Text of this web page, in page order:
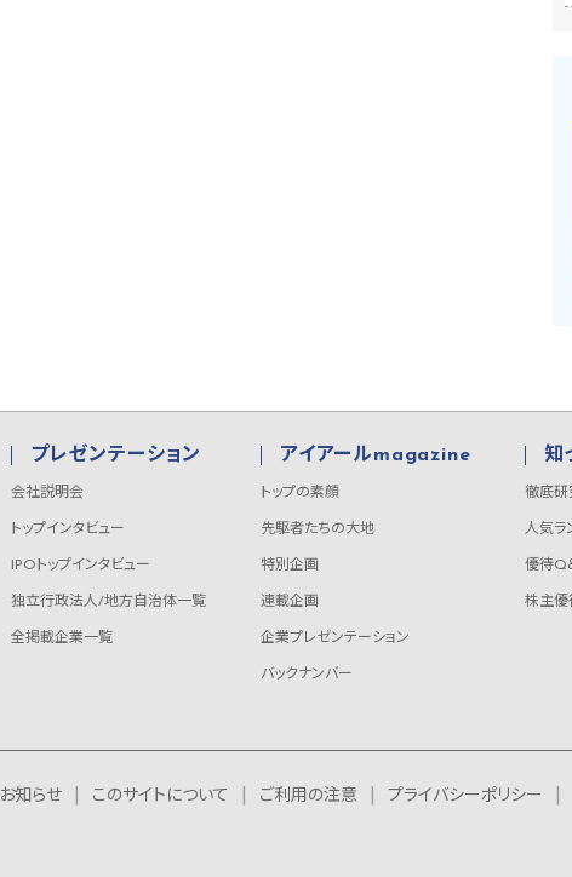
プレゼンテーション
会社説明会
トップインタビュー
IPOトップインタビュー
独立行政法人/地方自治体一覧
全掲載企業一覧
アイアールmagazine
トップの素顔
先駆者たちの大地
特別企画
連載企画
企業プレゼンテーション
バックナンバー
知
徹底研
人気ラ
優待
株主優
お知らせ このサイトについて ご利用の注意 プライバシーポリシー